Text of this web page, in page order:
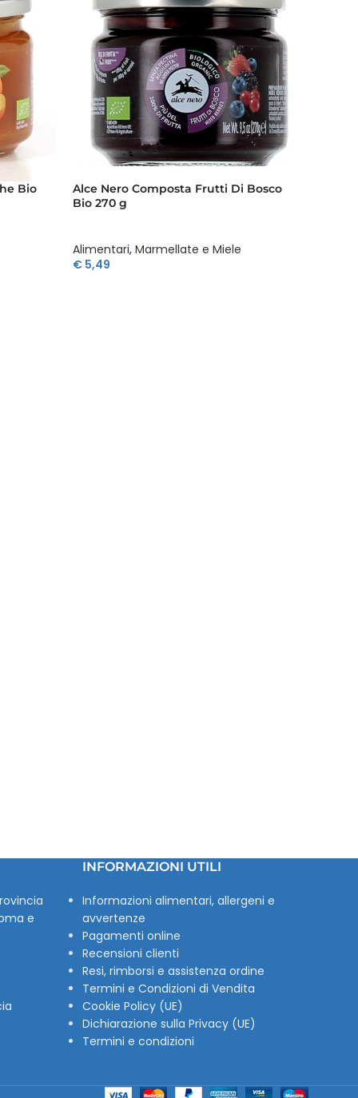
Bio
Alce Nero Composta Frutti Di Bosco
Bio 270 g
Alimentari, Marmellate e Miele
€5,49
e
INFORMAZIONI UTILI
Informazioni alimentari, allergeni e
avvertenze
Pagamenti online
Recensioni clienti
Resi, rimborsi e assistenza ordine
Termini e Condizioni di Vendita
Cookie Policy (UE)
Dichiarazione sulla Privacy (UE)
Termini e condizioni